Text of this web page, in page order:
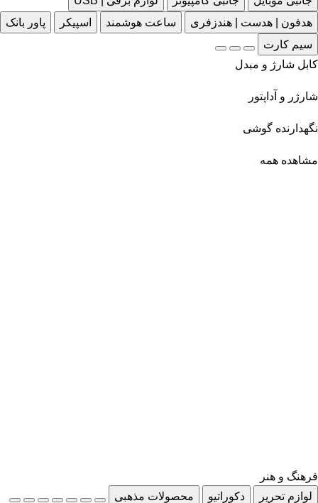
هدفون | هدست | هندزفری
ساعت هوشمند اسپیکر
پاور بانک
سیم کارت
کابل شارژ و مبدل
شارژر و آداپتور
نگهدارنده گوشی
مشاهده همه
فرهنگ و هنر
لوازم تحریر
دکوراتیو محصولات مذهبی